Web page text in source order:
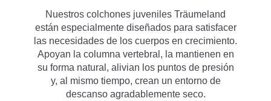
para adultos?
¿Qué colchón infantil / juvenil
Nuestros colchones juveniles Träumeland
están especialmente diseñados para satisfacer
las necesidades de los cuerpos en crecimiento.
Apoyan la columna vertebral, la mantienen en
su forma natural, alivian los puntos de presión
y, al mismo tiempo, crean un entorno de
descanso agradablemente seco.